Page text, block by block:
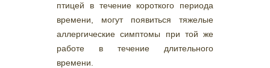
птицей в течение короткого периода
времени, могут появиться тяжелые
аллергические симптомы при той же
работе в течение длительного
времени.